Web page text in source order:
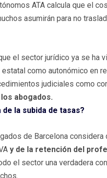
ATA calcula que el
asumirán para no
el sector jurídico ya se
como autonómico en
judiciales como
abogados.
la subida de tasas?
de Barcelona
y de la retención del
el sector una verdadera